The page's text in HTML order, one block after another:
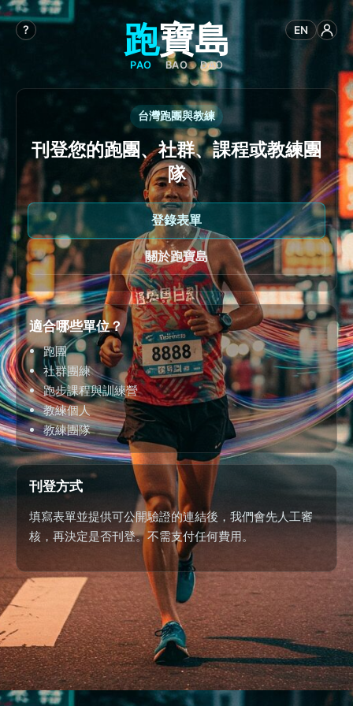
跑
PAO
寶
BAO
島
DAO
? EN
台灣跑團與教練
刊登您的跑團、社群、課程或教練團
隊
登錄表單
關於跑寶島
適合哪些單位？
跑團
社群團練
跑步課程與訓練營
教練個人
教練團隊
刊登方式
填寫表單並提供可公開驗證的連結後，我們會先人工審
核，再決定是否刊登。不需支付任何費用。